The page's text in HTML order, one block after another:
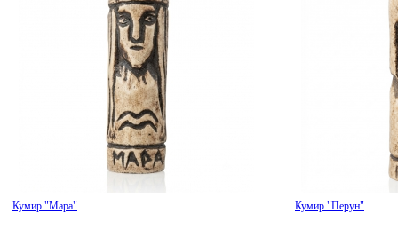
Кумир "Мара" Кумир "Перун"